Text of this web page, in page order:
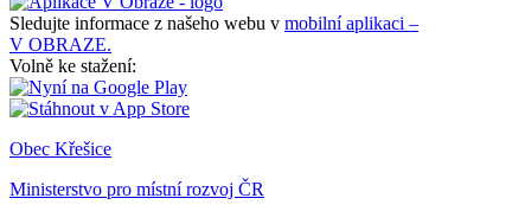
Sledujte informace z našeho webu v mobilní aplikaci –
V OBRAZE.
Volně ke stažení:
Obec Křešice
Ministerstvo pro místní rozvoj ČR